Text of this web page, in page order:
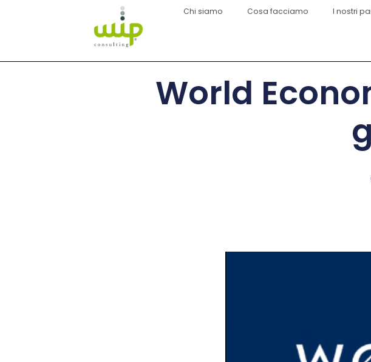
Chi siamo Cosa facciamo I nostri
World